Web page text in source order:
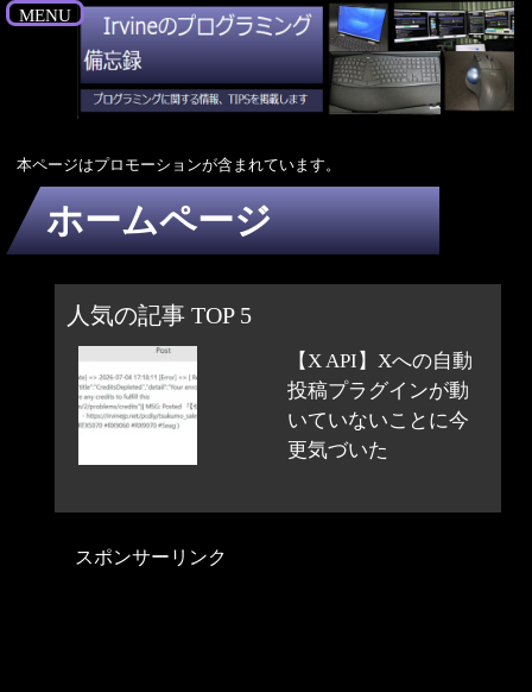
MENU
本ページはプロモーションが含まれています。
ホームページ
人気の記事 TOP 5
【X API】Xへの自動
投稿プラグインが動
いていないことに今
更気づいた
スポンサーリンク